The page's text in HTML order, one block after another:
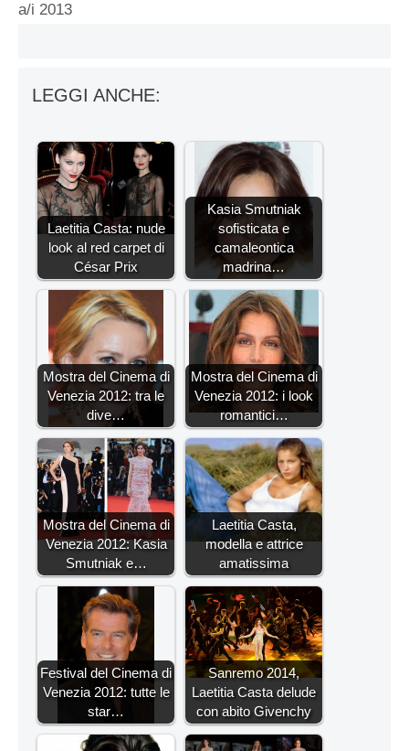
a/i 2013
LEGGI ANCHE:
Laetitia Casta: nude
look al red carpet di
César Prix
Kasia Smutniak
sofisticata e
camaleontica
madrina…
Mostra del Cinema di
Venezia 2012: tra le
dive…
Mostra del Cinema di
Venezia 2012: i look
romantici…
Mostra del Cinema di
Venezia 2012: Kasia
Smutniak e…
Laetitia Casta,
modella e attrice
amatissima
Festival del Cinema di
Venezia 2012: tutte le
star…
Sanremo 2014,
Laetitia Casta delude
con abito Givenchy